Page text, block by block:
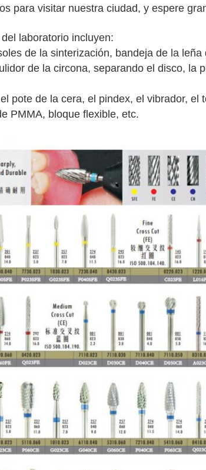
para visitar nuestra ciudad, y espere
laboratorio incluyen:
de la sinterización, bandeja de la
de la circona, separando el disco, la
pote de la cera, el pindex, el vibrador,
PMMA, bloque flexible, etc.